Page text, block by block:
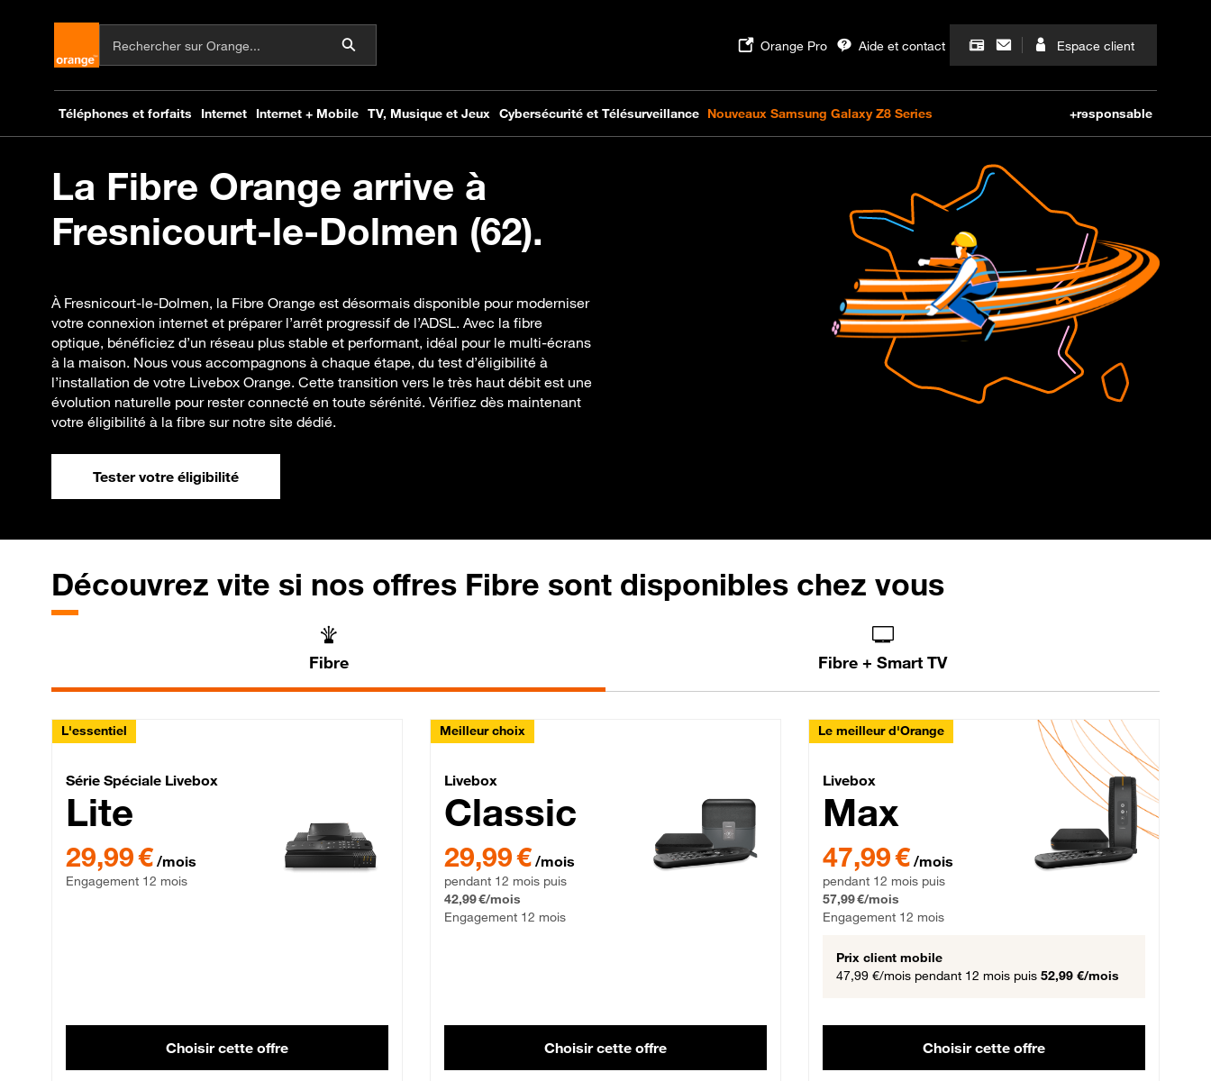
La Fibre Orange arrive à
Fresnicourt-le-Dolmen (62).
À Fresnicourt-le-Dolmen, la Fibre Orange est désormais disponible pour moderniser
votre connexion internet et préparer l’arrêt progressif de l’ADSL. Avec la fibre
optique, bénéficiez d’un réseau plus stable et performant, idéal pour le multi-écrans
à la maison. Nous vous accompagnons à chaque étape, du test d’éligibilité à
l’installation de votre Livebox Orange. Cette transition vers le très haut débit est une
évolution naturelle pour rester connecté en toute sérénité. Vérifiez dès maintenant
votre éligibilité à la fibre sur notre site dédié.
Tester votre éligibilité
Découvrez vite si nos offres Fibre sont disponibles chez vous
Fibre Fibre + Smart TV
L'essentiel
Série Spéciale Livebox Lite Fibre
Série Spéciale Livebox
Lite
29,99 € par mois , Engagement 12 mois
29,99 € /mois
Engagement 12 mois
Choisir cette offre
Meilleur choix
Livebox Classic Fibre
Livebox
Classic
29,99 € par mois pendant 12 mois puis 42,99 € par mois, Engagement 12 mois
29,99 € /mois
pendant 12 mois puis
42,99 €/mois
Engagement 12 mois
Choisir cette offre
Le meilleur d'Orange
Livebox Max Fibre
Livebox
Max
47,99 € par mois pendant 12 mois puis 57,99 € par mois,
47,99 € /mois
pendant 12 mois puis
57,99 €/mois
Engagement 12 mois
Prix client mobile
47,99 €/mois pendant 12 mois puis 52,99 €/mois
Choisir cette offre